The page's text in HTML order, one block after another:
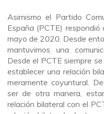
Asimismo el Partido
España (PCTE)
mayo de 2020. Desde
mantuvimos una
Desde el PCTE siempre
establecer una relación
meramente coyuntural.
ser de otra manera,
relación bilateral con el